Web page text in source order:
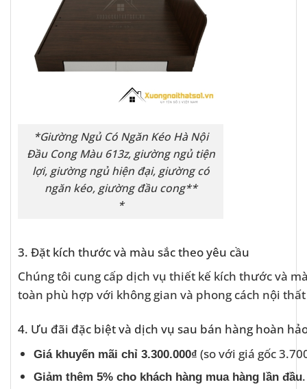
*Giường Ngủ Có Ngăn Kéo Hà Nội
Đầu Cong Màu 613z, giường ngủ tiện
lợi, giường ngủ hiện đại, giường có
ngăn kéo, giường đầu cong**
*
3. Đặt kích thước và màu sắc theo yêu cầu
Chúng tôi cung cấp dịch vụ thiết kế kích thước và
toàn phù hợp với không gian và phong cách nội
4. Ưu đãi đặc biệt và dịch vụ sau bán hàng hoàn
Giá khuyến mãi chỉ 3.300.000₫ (so với giá gốc
Giảm thêm 5% cho khách hàng mua hàng lần đầu.